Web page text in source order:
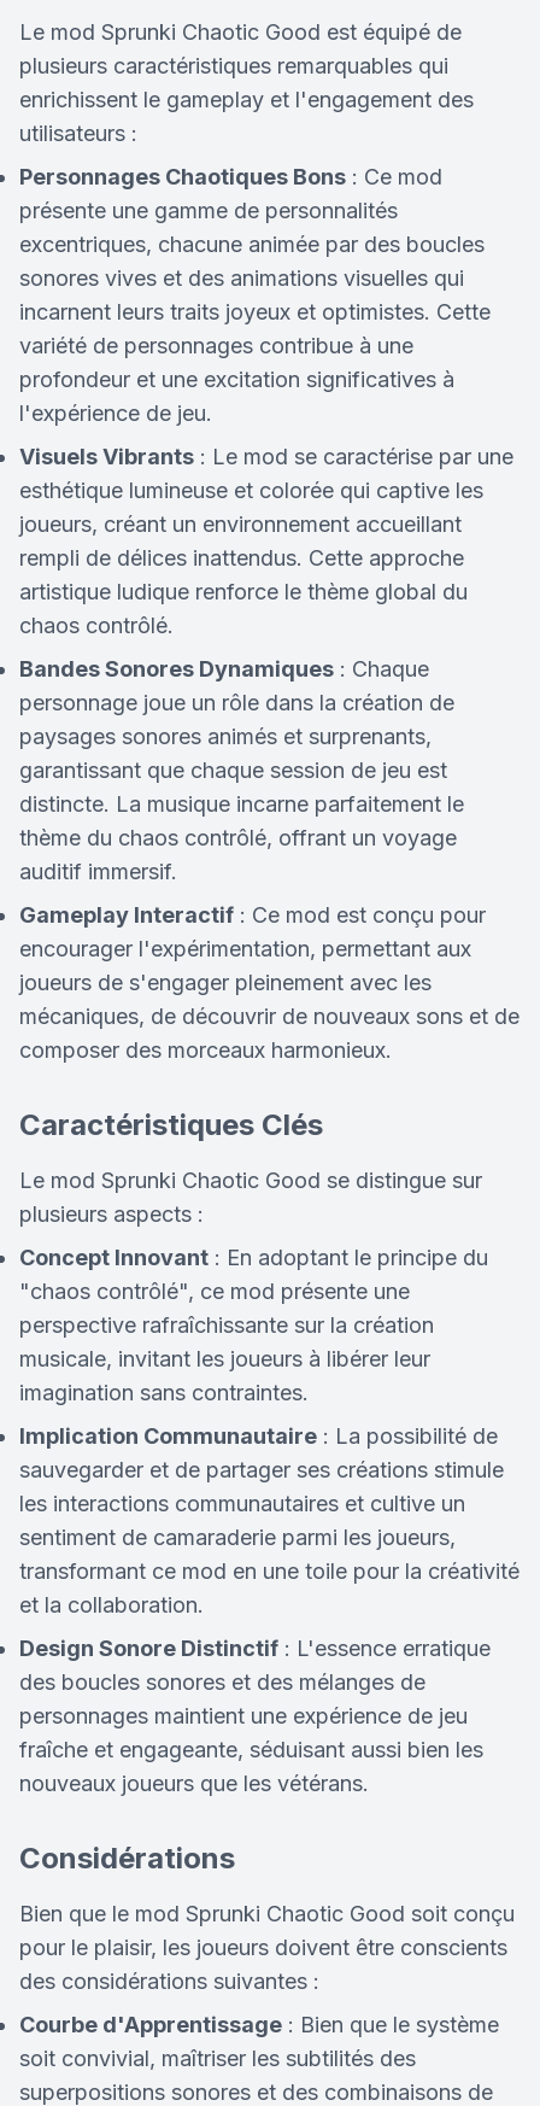
Le mod Sprunki Chaotic Good est équipé de
plusieurs caractéristiques remarquables qui
enrichissent le gameplay et l'engagement des
utilisateurs :
Personnages Chaotiques Bons : Ce mod
présente une gamme de personnalités
excentriques, chacune animée par des boucles
sonores vives et des animations visuelles qui
incarnent leurs traits joyeux et optimistes. Cette
variété de personnages contribue à une
profondeur et une excitation significatives à
l'expérience de jeu.
Visuels Vibrants : Le mod se caractérise par une
esthétique lumineuse et colorée qui captive les
joueurs, créant un environnement accueillant
rempli de délices inattendus. Cette approche
artistique ludique renforce le thème global du
chaos contrôlé.
Bandes Sonores Dynamiques : Chaque
personnage joue un rôle dans la création de
paysages sonores animés et surprenants,
garantissant que chaque session de jeu est
distincte. La musique incarne parfaitement le
thème du chaos contrôlé, offrant un voyage
auditif immersif.
Gameplay Interactif : Ce mod est conçu pour
encourager l'expérimentation, permettant aux
joueurs de s'engager pleinement avec les
mécaniques, de découvrir de nouveaux sons et de
composer des morceaux harmonieux.
Caractéristiques Clés
Le mod Sprunki Chaotic Good se distingue sur
plusieurs aspects :
Concept Innovant : En adoptant le principe du
"chaos contrôlé", ce mod présente une
perspective rafraîchissante sur la création
musicale, invitant les joueurs à libérer leur
imagination sans contraintes.
Implication Communautaire : La possibilité de
sauvegarder et de partager ses créations stimule
les interactions communautaires et cultive un
sentiment de camaraderie parmi les joueurs,
transformant ce mod en une toile pour la créativité
et la collaboration.
Design Sonore Distinctif : L'essence erratique
des boucles sonores et des mélanges de
personnages maintient une expérience de jeu
fraîche et engageante, séduisant aussi bien les
nouveaux joueurs que les vétérans.
Considérations
Bien que le mod Sprunki Chaotic Good soit conçu
pour le plaisir, les joueurs doivent être conscients
des considérations suivantes :
Courbe d'Apprentissage : Bien que le système
soit convivial, maîtriser les subtilités des
superpositions sonores et des combinaisons de